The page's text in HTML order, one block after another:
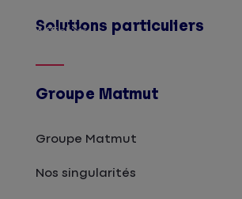
Solutions particuliers
Afficher
Groupe Matmut
Groupe Matmut
Nos singularités